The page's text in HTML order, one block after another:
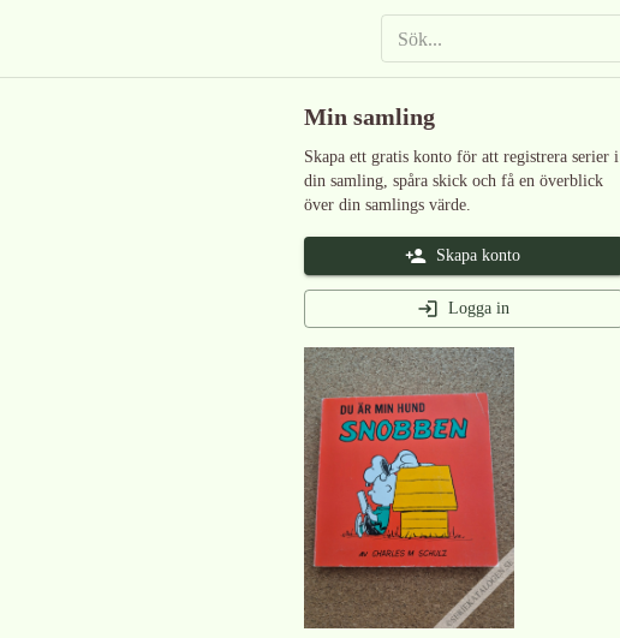
Min samling
Skapa ett gratis konto för att registrera serier i
din samling, spåra skick och få en överblick
över din samlings värde.
Skapa konto
Logga in